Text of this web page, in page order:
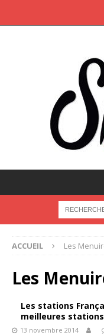
ACCUEIL Les
Les
Les stations
meilleures
13 novembre 2014